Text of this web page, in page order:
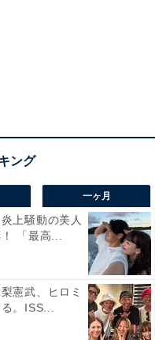
一ヶ月
上騒動の美人
「最高...
憲武、ヒロミ
。ISS...